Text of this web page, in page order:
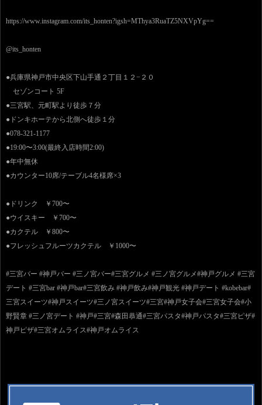
https://www.instagram.com/its_honten?igsh=MThya3RuaTZ5NXVpYg==
@its_honten
●兵庫県神戸市中央区下山手通２丁目１２−２０
セゾンコート 5F
●三宮駅、元町駅より徒歩７分
●ドンキホーテから北側へ徒歩１分
●078-321-1177
●19:00〜3:00(最終入店時間2:00)
●年中無休
●カウンター10席/テーブル4名様席×3
●ドリンク ￥700〜
●ウイスキー ￥700〜
●カクテル ￥800〜
●フレッシュフルーツカクテル ￥1000〜
#三宮バー #神戸バー #三ノ宮バー#三宮グルメ #三ノ宮グルメ#神戸グルメ #三宮
デート #三宮bar #神戸bar#三宮飲み #神戸飲み#神戸観光 #神戸デート #kobebar#
三宮スイーツ#神戸スイーツ#三ノ宮スイーツ#三宮#神戸女子会#三宮女子会#小
野賢章 #三ノ宮デート #神戸#三宮#森田恭通#三宮パスタ#神戸パスタ#三宮ピザ#
神戸ピザ#三宮オムライス#神戸オムライス